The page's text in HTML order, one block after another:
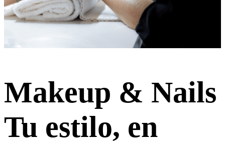
Makeup & Nails
Tu estilo, en